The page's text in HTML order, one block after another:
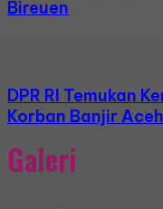
Bireuen
DPR RI Temukan
Korban Banjir
Galeri